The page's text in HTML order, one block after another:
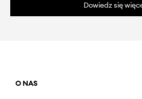
Dowiedz się
O NAS